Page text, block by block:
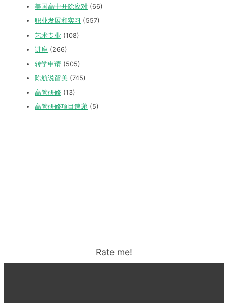
美国高中开除应对 (66)
职业发展和实习 (557)
艺术专业 (108)
讲座 (266)
转学申请 (505)
陈航说留美 (745)
高管研修 (13)
高管研修项目速递 (5)
Rate me!